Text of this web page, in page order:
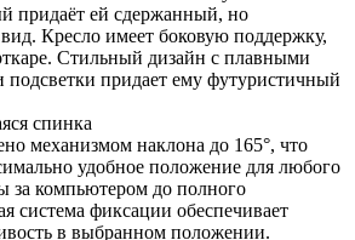
придаёт ей сдержанный, но
Кресло имеет боковую поддержку,
Стильный дизайн с плавными
придает ему футуристичный
спинка
наклона до 165°, что
удобное положение для любого
за компьютером до полного
система фиксации обеспечивает
в выбранном положении.